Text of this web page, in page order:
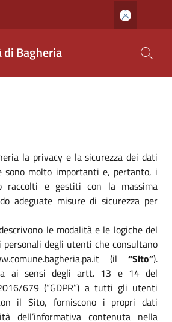
di Bagheria
la privacy e la sicurezza dei dati
sono molto importanti e, pertanto, i
raccolti e gestiti con la massima
adeguate misure di sicurezza per
le modalità e le logiche del
degli utenti che consultano
(il “Sito”).
ai sensi degli artt. 13 e 14 del
679 (“GDPR”) a tutti gli utenti
il Sito, forniscono i propri dati
dell’informativa contenuta nella